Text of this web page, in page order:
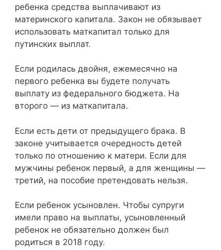
ребенка средства выплачивают из
материнского капитала. Закон не обязывает
использовать маткапитал только для
путинских выплат.
Если родилась двойня, ежемесячно на
первого ребенка вы будете получать
выплату из федерального бюджета. На
второго — из маткапитала.
Если есть дети от предыдущего брака. В
законе учитывается очередность детей
только по отношению к матери. Если для
мужчины ребенок первый, а для женщины —
третий, на пособие претендовать нельзя.
Если ребенок усыновлен. Чтобы супруги
имели право на выплаты, усыновленный
ребенок не обязательно должен был
родиться в 2018 году.